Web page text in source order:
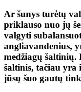
Ar šunys turėtų
priklauso nuo jų
valgyti
angliavandenius,
medžiagų šaltinių.
šaltinis, tačiau
jūsų šuo gautų